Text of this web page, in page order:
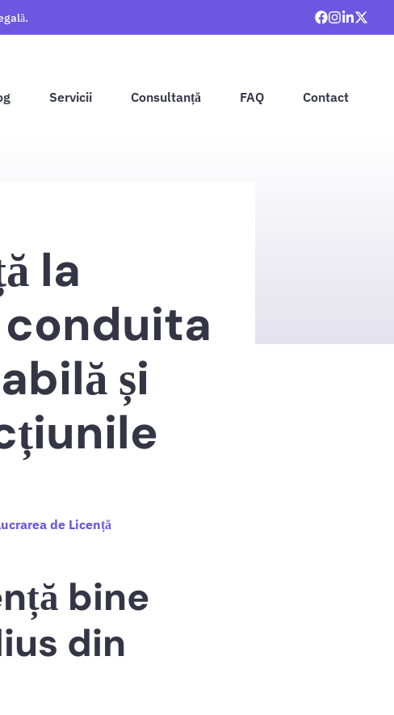
Servicii Consultanță FAQ Contact
la
și
de Licență
bine
din